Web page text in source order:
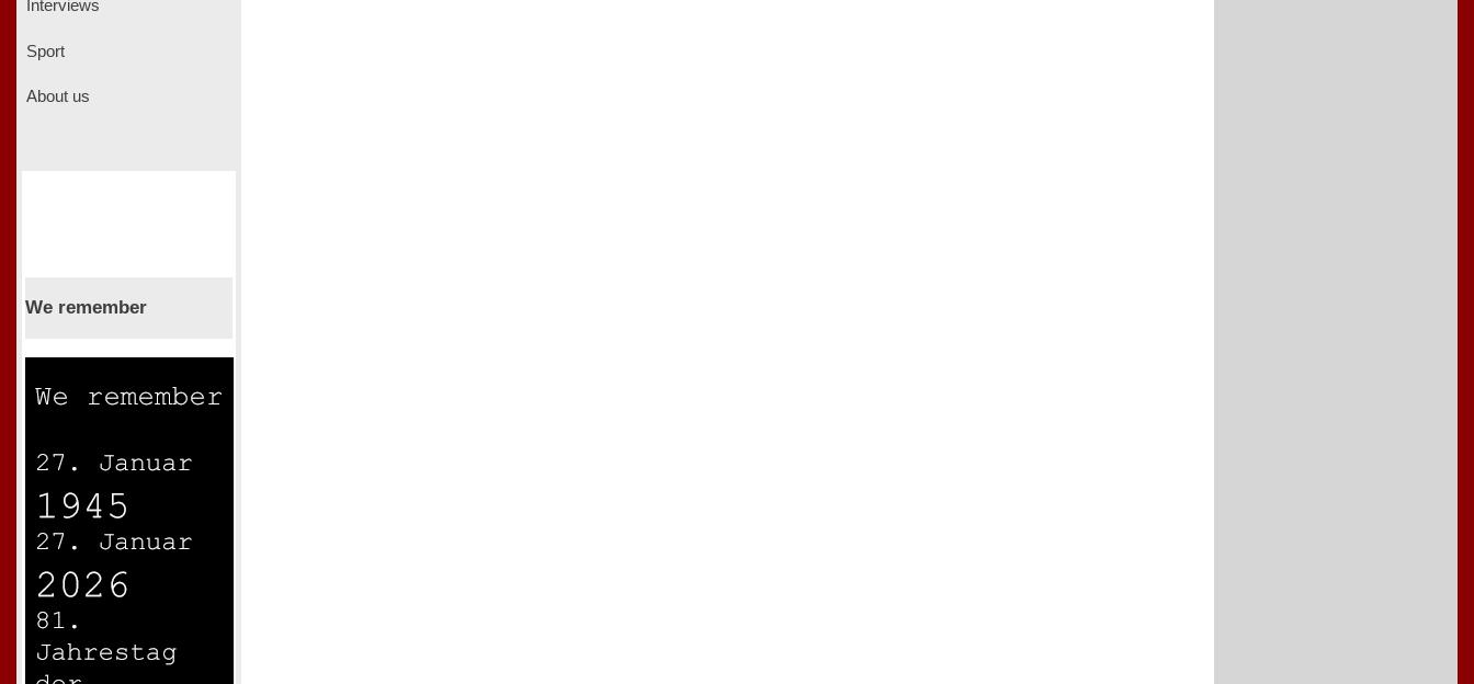
Interviews
Sport
About us
We remember